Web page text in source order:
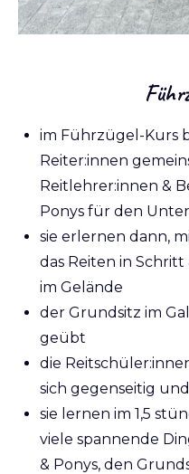
im Führzügel-Kurs
Reiter:innen
Reitlehrer:innen &
Ponys für den
sie erlernen dann,
das Reiten in
im Gelände
der Grundsitz im
geübt
die
sich gegenseitig
sie lernen im 1,5
viele spannende
& Ponys, den